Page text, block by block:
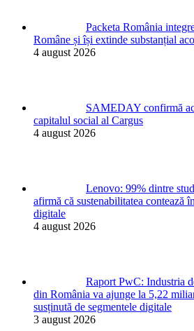
Packeta România
Române și își extinde substanțial
4 august 2026
SAMEDAY confirmă
capitalul social al Cargus
4 august 2026
Lenovo: 99% dintre
afirmă că sustenabilitatea contează
digitale
4 august 2026
Raport PwC: Industria
din România va ajunge la 5,22
susținută de segmentele digitale
3 august 2026